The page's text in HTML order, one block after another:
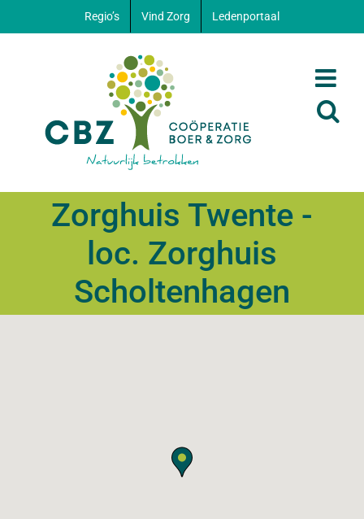
naar
Regio’s Vind Zorg Ledenportaal
Zorghuis Twente -
loc. Zorghuis
Scholtenhagen